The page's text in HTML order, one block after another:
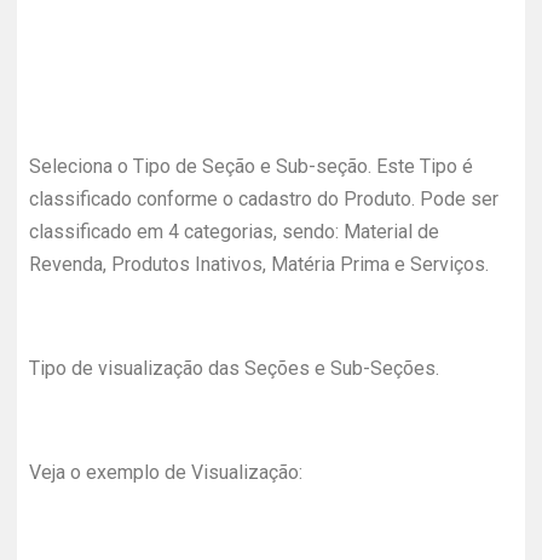
Seleciona o Tipo de Seção e Sub-seção. Este Tipo é
classificado conforme o cadastro do Produto. Pode ser
classificado em 4 categorias, sendo: Material de
Revenda, Produtos Inativos, Matéria Prima e Serviços.
Tipo de visualização das Seções e Sub-Seções.
Veja o exemplo de Visualização: